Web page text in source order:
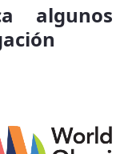
algunos